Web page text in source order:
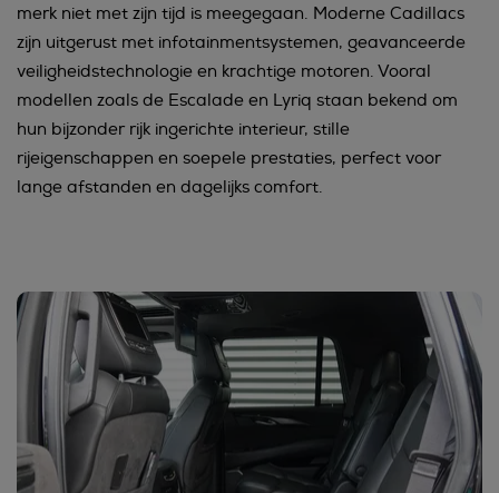
merk niet met zijn tijd is meegegaan. Moderne Cadillacs
zijn uitgerust met infotainmentsystemen, geavanceerde
veiligheidstechnologie en krachtige motoren. Vooral
modellen zoals de Escalade en Lyriq staan bekend om
hun bijzonder rijk ingerichte interieur, stille
rijeigenschappen en soepele prestaties, perfect voor
lange afstanden en dagelijks comfort.